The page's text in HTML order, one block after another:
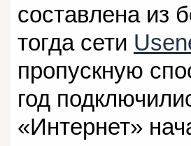
составлена из
тогда сети
пропускную
год
«Интернет»